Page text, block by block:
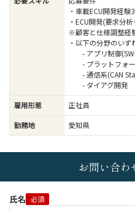
・車載ECU開発経験
・ECU開発(要求分
※顧客と仕様調整経
・以下の分野のいず
- アプリ制御
- プラットフォー
- 通信系(CAN
- ダイアグ開発
雇用形態
正社員
勤務地
愛知県
お問い合わ
氏名 必須